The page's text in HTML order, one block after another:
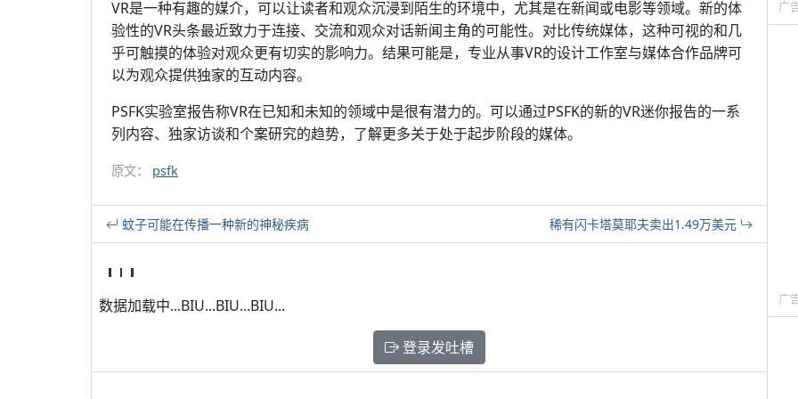
VR是一种有趣的媒介，可以让读者和观众沉浸到陌生的环境中，尤其是在新闻或电影等领域。新的体
验性的VR头条最近致力于连接、交流和观众对话新闻主角的可能性。对比传统媒体，这种可视的和几
乎可触摸的体验对观众更有切实的影响力。结果可能是，专业从事VR的设计工作室与媒体合作品牌可
以为观众提供独家的互动内容。
PSFK实验室报告称VR在已知和未知的领域中是很有潜力的。可以通过PSFK的新的VR迷你报告的一系
列内容、独家访谈和个案研究的趋势，了解更多关于处于起步阶段的媒体。
原文： psfk
蚊子可能在传播一种新的神秘疾病 稀有闪卡塔莫耶夫卖出1.49万美元
数据加载中...BIU...BIU...BIU...
登录发吐槽
广
广